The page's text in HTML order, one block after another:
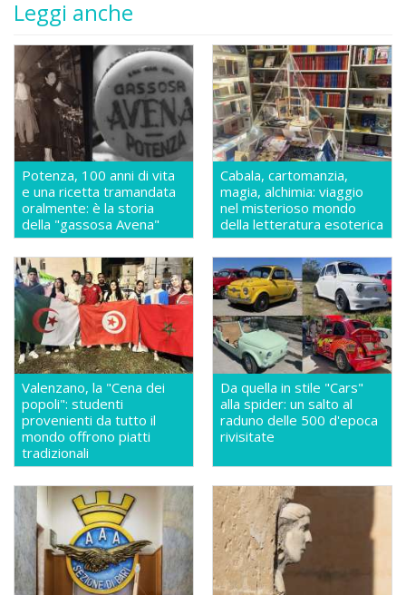
Leggi anche
Potenza, 100 anni di vita
e una ricetta tramandata
oralmente: è la storia
della "gassosa Avena"
Cabala, cartomanzia,
magia, alchimia: viaggio
nel misterioso mondo
della letteratura esoterica
Valenzano, la "Cena dei
popoli": studenti
provenienti da tutto il
mondo offrono piatti
tradizionali
Da quella in stile "Cars"
alla spider: un salto al
raduno delle 500 d'epoca
rivisitate